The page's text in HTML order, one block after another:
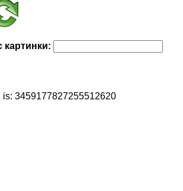
картинки:
is: 3459177827255512620